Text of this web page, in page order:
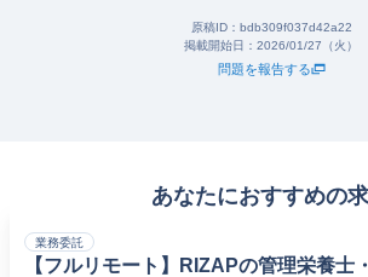
原稿ID： bdb309f037d42a22
掲載開始日： 2026/01/27（火）
問題を報告する
あなたにおすすめの
業務委託
【フルリモート】RIZAPの管理栄養士